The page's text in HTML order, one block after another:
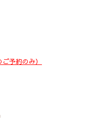
ご予約のみ）